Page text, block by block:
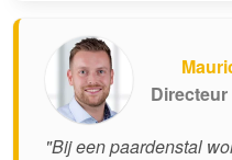
Directeur
"Bij een paardenstal